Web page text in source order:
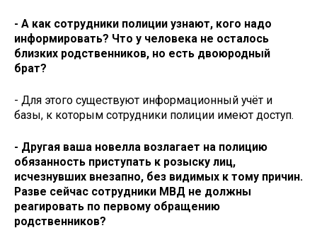
- А как сотрудники полиции узнают, кого надо
информировать? Что у человека не осталось
близких родственников, но есть двоюродный
брат?
- Для этого существуют информационный учёт и
базы, к которым сотрудники полиции имеют доступ.
- Другая ваша новелла возлагает на полицию
обязанность приступать к розыску лиц,
исчезнувших внезапно, без видимых к тому причин.
Разве сейчас сотрудники МВД не должны
реагировать по первому обращению
родственников?